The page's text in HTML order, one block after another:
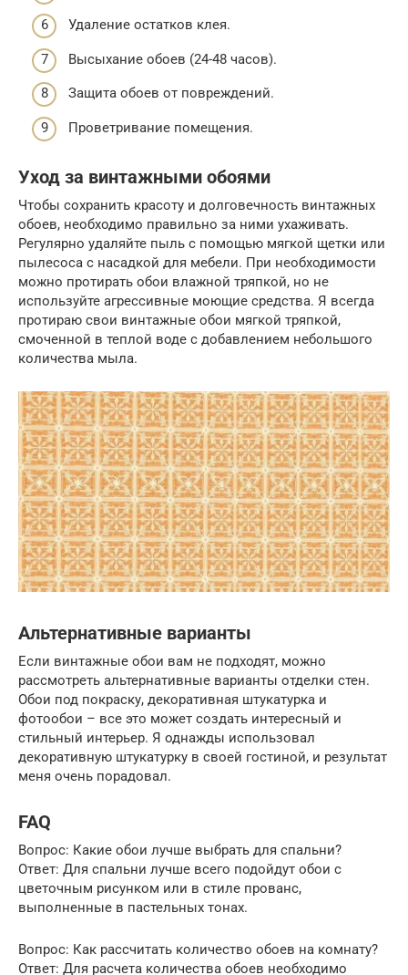
Удаление остатков клея.
Высыхание обоев (24-48 часов).
Защита обоев от повреждений.
Проветривание помещения.
Уход за винтажными обоями
Чтобы сохранить красоту и долговечность винтажных
обоев, необходимо правильно за ними ухаживать.
Регулярно удаляйте пыль с помощью мягкой щетки или
пылесоса с насадкой для мебели. При необходимости
можно протирать обои влажной тряпкой, но не
используйте агрессивные моющие средства. Я всегда
протираю свои винтажные обои мягкой тряпкой,
смоченной в теплой воде с добавлением небольшого
количества мыла.
Альтернативные варианты
Если винтажные обои вам не подходят, можно
рассмотреть альтернативные варианты отделки стен.
Обои под покраску, декоративная штукатурка и
фотообои – все это может создать интересный и
стильный интерьер. Я однажды использовал
декоративную штукатурку в своей гостиной, и результат
меня очень порадовал.
FAQ
Вопрос: Какие обои лучше выбрать для спальни?
Ответ: Для спальни лучше всего подойдут обои с
цветочным рисунком или в стиле прованс,
выполненные в пастельных тонах.
Вопрос: Как рассчитать количество обоев на комнату?
Ответ: Для расчета количества обоев необходимо